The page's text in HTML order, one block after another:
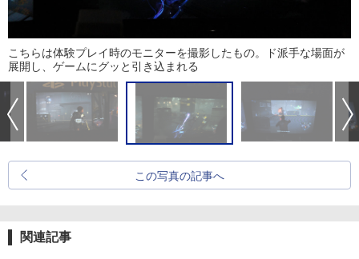
こちらは体験プレイ時のモニターを撮影したもの。ド派手な場面が
展開し、ゲームにグッと引き込まれる
この写真の記事へ
関連記事